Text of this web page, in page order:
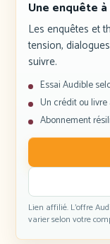
Une enquête
Les enquêtes et
tension,
suivre.
Essai Audible
Un crédit ou
Abonnement
Lien affilié. L’offre
varier selon votre